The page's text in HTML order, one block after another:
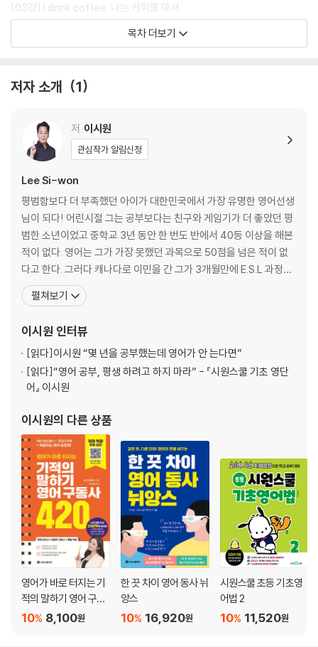
[03강] I drink coffee. 나는 커피를 마셔.
‘주어+동사+목적어’라는 문장으로 말하기
‘주어+can+동사+목적어’라는 문장으로 말하기
[06강] I must drink coffee. 나는 커피를 마셔야 돼.
‘주어+must/should/have to+동사+목적어’라는 문장으로 말하기
[07강] I might drink coffee. 나는 커피를 마실지도 몰라.
‘주어+might+동사+목적어’라는 문장으로 말하기
[08강] I drank coffee. 나는 커피를 마셨어.
‘주어+am/are/is+명사’라는 문장으로 말하기
[10강] I am fine. 나는 괜찮아.
‘주어+am/are/is+형용사’라는 문장으로 말하기
[11강] I am in Korea. 나는 한국에 있어.
‘주어+am/are/is+전치사+장소’라는 문장으로 말하기
[12강] I was in Korea. 나는 한국에 있었어.
‘주어+was/were+명사·형용사·장소’라는 문장으로 말하기
[13강] I will be fine. 나는 괜찮을 거야.
‘주어+will/must/should be+명사·형용사·장소’라는 문장으로 말하기
[14강] Are you busy? 너는 바쁘니?
‘be동사+주어+명사·형용사·장소?’라는 문장으로 말하기
[15강] I am drinking coffee. 나는 커피를 마시는 중이야.
목차 더보기
저자 소개 1
저 이시원
관심작가 알림신청
Lee Si-won
평범함보다 더 부족했던 아이가 대한민국에서 가장 유명한 영어선생
님이 되다! 어린시절 그는 공부보다는 친구와 게임기가 더 좋았던 평
범한 소년이었고 중학교 3년 동안 한 번도 반에서 40등 이상을 해본
적이 없다. 영어는 그가 가장 못했던 과목으로 50점을 넘은 적이 없
다고 한다. 그러다 캐나다로 이민을 간 그가 3개월만에 E.S.L 과정을
통과한 것이다. 아이들이 언어를 배우는 것처럼 익힐 수는 없지만, 영
어의 원리와 한국어 중심의 말하기 법칙들을 깨우침으로써 빠르게 영
나 영어를 말할 수 있게 하고자
펼쳐보기
이시원 인터뷰
[읽다]이시원 “몇 년을 공부했는데 영어가 안 는다면”
[읽다]“영어 공부, 평생 하려고 하지 마라” - 『시원스쿨 기초 영단
어』 이시원
이시원의 다른 상품
영어가 바로 터지는 기
적의 말하기 영어 구동
사 4208,100원
10%
한 끗 차이 영어 동사 뉘
앙스
16,920원
10%
시원스쿨 초등 기초영
어법 2
11,520원
10%